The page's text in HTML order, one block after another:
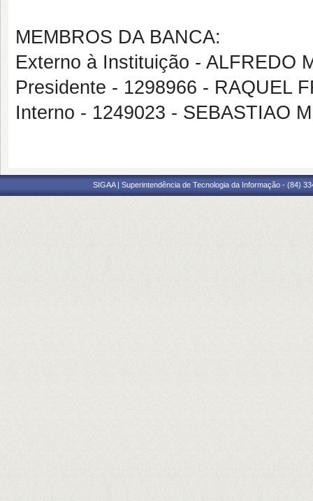
MEMBROS DA BANCA:
Externo à Instituição - ALFREDO
Presidente - 1298966 - RAQUEL
Interno - 1249023 - SEBASTIAO
SIGAA | Superintendência de Tecnologia da Informação - (84)